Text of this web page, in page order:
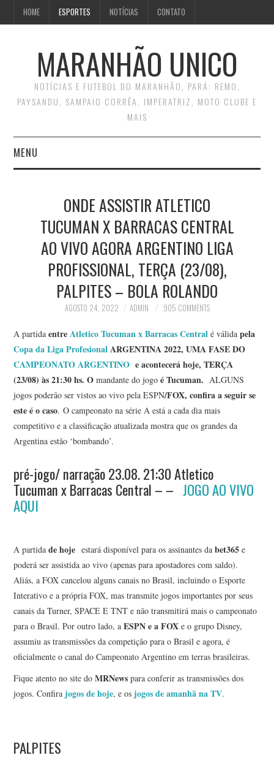
HOME ESPORTES NOTÍCIAS CONTATO
MARANHÃO UNICO
NOTÍCIAS E FUTEBOL DO MARANHÃO, PARÁ: REMO,
PAYSANDU, SAMPAIO CORRÊA, IMPERATRIZ, MOTO CLUBE E
MAIS
MENU
CONTATOONDE ASSISTIR ATLETICO
TUCUMAN X BARRACAS CENTRAL
AO VIVO AGORA ARGENTINO LIGA
PROFISSIONAL, TERÇA (23/08),
PALPITES – BOLA ROLANDO
AGOSTO 24, 2022 ADMIN 905 COMMENTS
A partidaentreAtletico Tucuman x Barracas Centralé válida pela
Copa da Liga ProfesionalARGENTINA 2022, UMA FASE DO
CAMPEONATO ARGENTINO e acontecerá hoje, TERÇA
(23/08) às 21:30 hs. O mandante do jogoé Tucuman. ALGUNS
jogos poderão ser vistos ao vivo pela ESPN/FOX, confira a seguir se
este é o caso. O campeonato na série A está a cada dia mais
competitivo e a classificação atualizada mostra que os grandes da
Argentina estão ‘bombando’.
pré-jogo/ narração 23.08. 21:30 Atletico
Tucuman x Barracas Central – – JOGO AO VIVO
AQUI
A partida de hoje estará disponível para os assinantes dabet365e
poderá ser assistida ao vivo (apenas para apostadores com saldo).
Aliás, a FOX cancelou alguns canais no Brasil, incluindo o Esporte
Interativo e a própria FOX, mas transmite jogos importantes por seus
canais da Turner, SPACE E TNT e não transmitirá mais o campeonato
para o Brasil. Por outro lado, aESPN e a FOX e o grupo Disney,
assumiu as transmissões da competição para o Brasil e agora, é
oficialmente o canal do Campeonato Argentino em terras brasileiras.
Fique atento no site doMRNews para conferir as transmissões dos
jogos. Confira jogos de hoje, e os jogos de amanhã na TV.
PALPITES